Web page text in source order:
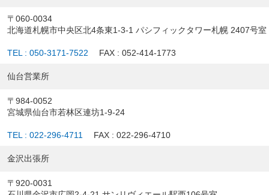
〒060-0034
北海道札幌市中央区北4条東1-3-1 パシフィックタワー札幌 2407号室
TEL : 050-3171-7522 FAX : 052-414-1773
仙台営業所
〒984-0052
宮城県仙台市若林区連坊1-9-24
TEL : 022-296-4711 FAX : 022-296-4710
金沢出張所
〒920-0031